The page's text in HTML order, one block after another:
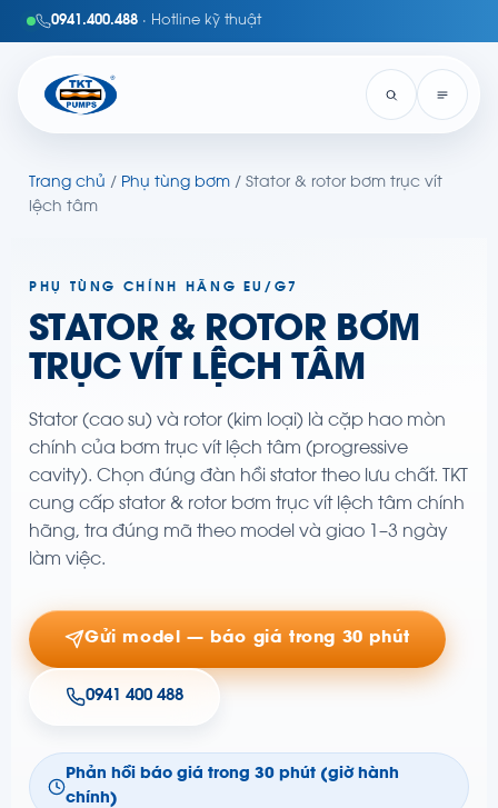
0941.400.488 · Hotline kỹ thuật
Trang chủ / Phụ tùng bơm / Stator & rotor bơm trục vít
lệch tâm
PHỤ TÙNG CHÍNH HÃNG EU/G7
STATOR & ROTOR BƠM
TRỤC VÍT LỆCH TÂM
Stator (cao su) và rotor (kim loại) là cặp hao mòn
chính của bơm trục vít lệch tâm (progressive
cavity). Chọn đúng đàn hồi stator theo lưu chất. TKT
cung cấp stator & rotor bơm trục vít lệch tâm chính
hãng, tra đúng mã theo model và giao 1–3 ngày
làm việc.
Gửi model — báo giá trong 30 phút
0941 400 488
Phản hồi báo giá trong 30 phút (giờ hành
chính)